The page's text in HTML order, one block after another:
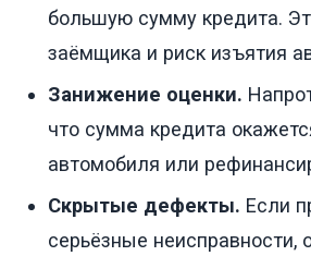
большую сумму кредита.
заёмщика и риск изъятия
Занижение оценки.
что сумма кредита
автомобиля или
Скрытые дефекты. Если
серьёзные неисправности,